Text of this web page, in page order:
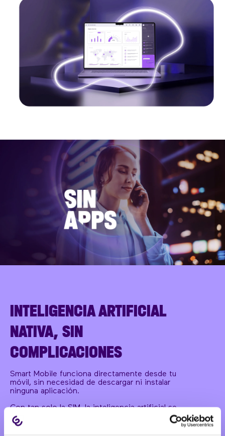
INTELIGENCIA ARTIFICIAL
NATIVA, SIN
COMPLICACIONES
Smart Mobile funciona directamente desde tu
móvil, sin necesidad de descargar ni instalar
ninguna aplicación.
Con tan solo la SIM, la inteligencia artificial se
integra de forma nativa en tu dispositivo y en los
de tu equipo. Esto significa que puedes aprovechar